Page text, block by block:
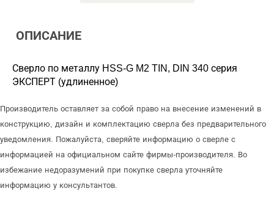
ОПИСАНИЕ
Сверло по металлу HSS-G M2 TIN, DIN 340 серия
ЭКСПЕРТ (удлиненное)
Производитель оставляет за собой право на внесение изменений в
конструкцию, дизайн и комплектацию сверла без предварительного
уведомления. Пожалуйста, сверяйте информацию о сверле с
информацией на официальном сайте фирмы-производителя. Во
избежание недоразумений при покупке сверла уточняйте
информацию у консультантов.